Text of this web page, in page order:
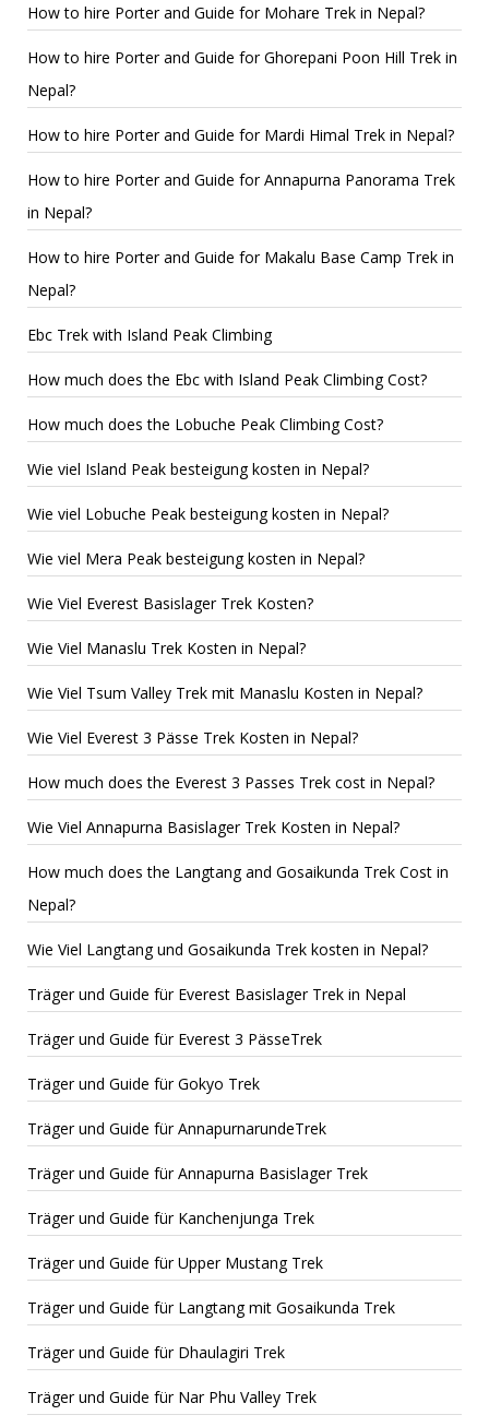
How to hire Porter and Guide for Mohare Trek in Nepal?
How to hire Porter and Guide for Ghorepani Poon Hill Trek in
Nepal?
How to hire Porter and Guide for Mardi Himal Trek in Nepal?
How to hire Porter and Guide for Annapurna Panorama Trek
in Nepal?
How to hire Porter and Guide for Makalu Base Camp Trek in
Nepal?
Ebc Trek with Island Peak Climbing
How much does the Ebc with Island Peak Climbing Cost?
How much does the Lobuche Peak Climbing Cost?
Wie viel Island Peak besteigung kosten in Nepal?
Wie viel Lobuche Peak besteigung kosten in Nepal?
Wie viel Mera Peak besteigung kosten in Nepal?
Wie Viel Everest Basislager Trek Kosten?
Wie Viel Manaslu Trek Kosten in Nepal?
Wie Viel Tsum Valley Trek mit Manaslu Kosten in Nepal?
Wie Viel Everest 3 Pässe Trek Kosten in Nepal?
How much does the Everest 3 Passes Trek cost in Nepal?
Wie Viel Annapurna Basislager Trek Kosten in Nepal?
How much does the Langtang and Gosaikunda Trek Cost in
Nepal?
Wie Viel Langtang und Gosaikunda Trek kosten in Nepal?
Träger und Guide für Everest Basislager Trek in Nepal
Träger und Guide für Everest 3 PässeTrek
Träger und Guide für Gokyo Trek
Träger und Guide für AnnapurnarundeTrek
Träger und Guide für Annapurna Basislager Trek
Träger und Guide für Kanchenjunga Trek
Träger und Guide für Upper Mustang Trek
Träger und Guide für Langtang mit Gosaikunda Trek
Träger und Guide für Dhaulagiri Trek
Träger und Guide für Nar Phu Valley Trek